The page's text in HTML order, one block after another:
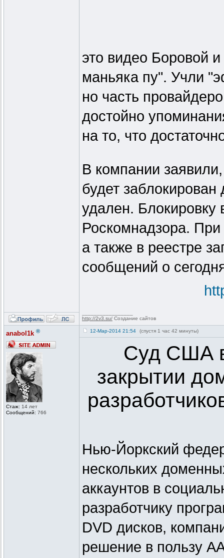
это видео Боровой
маньяка пу". Учли
но часть
достойно
на то, что
В компании
будет
удален. Блокировку
Роскомнадзора.
а также в реестре
сообщений о
http://2v3.su/ Создание сайтов
anabol1k ®
Стаж: 14 лет
Сообщений: 766
12-Мар-2014 21:54 (спустя 1 час 42 минуты)
Суд США
закрытии
Нью-Йоркский
нескольких
аккаунтов в
разработчику
DVD дисков,
решение в пользу